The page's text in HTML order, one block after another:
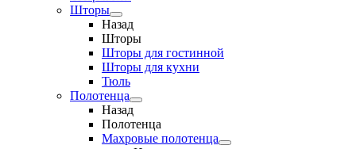
Шторы
Назад
Шторы
Шторы для гостинной
Шторы для кухни
Тюль
Полотенца
Назад
Полотенца
Махровые полотенца